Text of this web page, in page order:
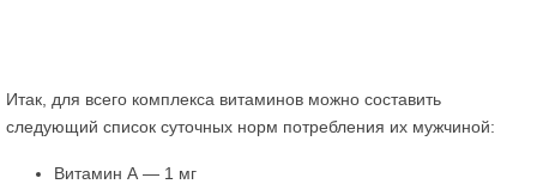
Итак, для всего комплекса витаминов можно составить
следующий список суточных норм потребления их мужчиной:
Витамин А — 1 мг